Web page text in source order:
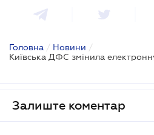
Головна / Новини /
Залиште коментар